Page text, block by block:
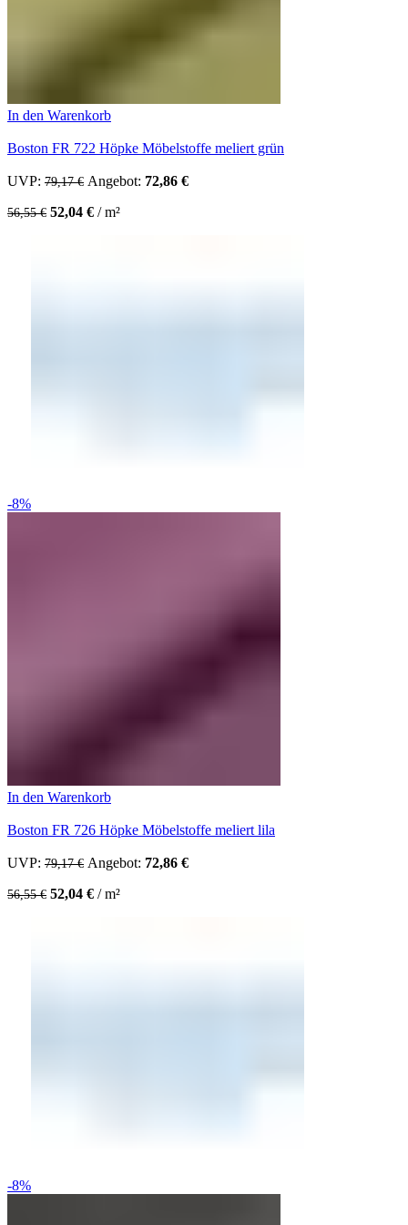
In den Warenkorb
Boston FR 722 Höpke Möbelstoffe meliert grün
UVP: 79,17€ Ursprünglicher Preis war: 79,17 €
Angebot: 72,86 €
56,55€ 52,04 € /m²
-8%
In den Warenkorb
Boston FR 726 Höpke Möbelstoffe meliert lila
UVP: 79,17€ Ursprünglicher Preis war: 79,17 €
Angebot: 72,86 €
56,55€ 52,04 € /m²
-8%